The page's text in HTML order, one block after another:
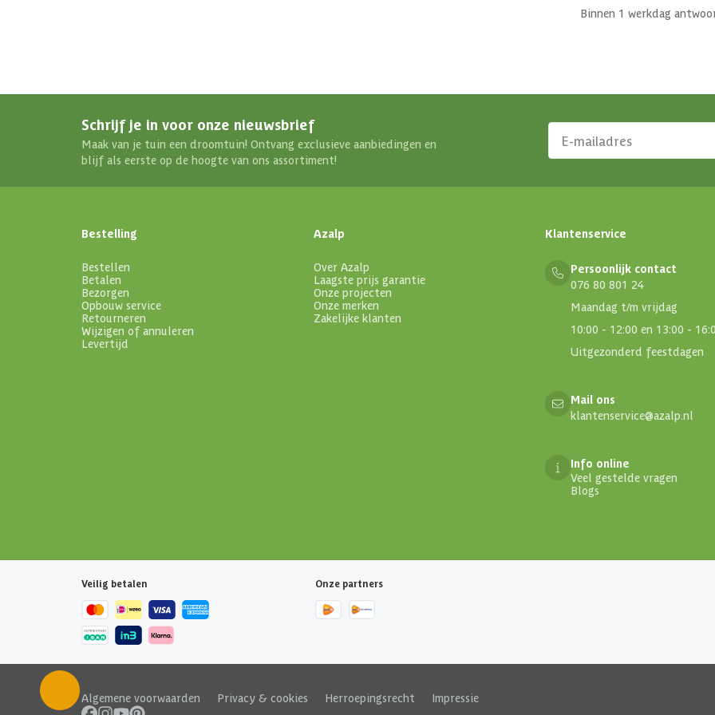
Binnen 1 werkdag
Schrijf je in voor onze nieuwsbrief
Maak van je tuin een droomtuin! Ontvang exclusieve aanbiedingen en
blijf als eerste op de hoogte van ons assortiment!
Bestelling
Bestellen
Betalen
Bezorgen
Opbouw service
Retourneren
Wijzigen of annuleren
Levertijd
Azalp
Over Azalp
Laagste prijs garantie
Onze projecten
Onze merken
Zakelijke klanten
Klantenservice
Persoonlijk contact
076 80 801 24
Maandag t/m vrijdag
10:00 - 12:00 en 13:00 -
Uitgezonderd feestdagen
Mail ons
klantenservice@azalp.nl
Info online
Veel gestelde vragen
Blogs
Veilig betalen Onze partners
Algemene voorwaarden Privacy & cookies Herroepingsrecht Impressie